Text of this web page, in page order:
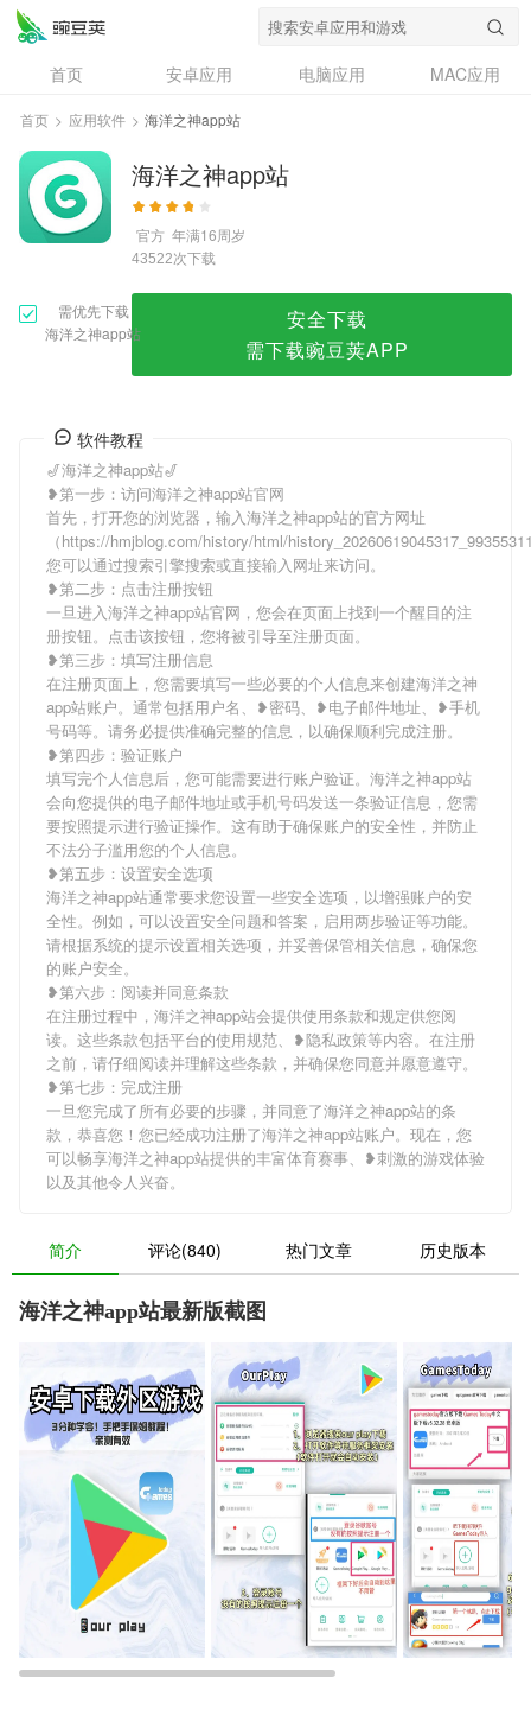
首页 安卓应用 电脑应用
MAC应用
资讯
专题
问答
首页 > 应用软件 > 海洋之神app站
海洋之神app站
官方 年满16周岁
43522次下载
需优先下载
海洋之神app站
安全下载
需下载豌豆荚APP
软件教程
🎷海洋之神app站🎷
❥第一步：访问海洋之神app站官网
首先，打开您的浏览器，输入海洋之神app站的官方网址
（https://hmjblog.com/history/html/
您可以通过搜索引擎搜索或直接输入网址来访问。
❥第二步：点击注册按钮
一旦进入海洋之神app站官网，您会在页面上找到一个醒目的注
册按钮。点击该按钮，您将被引导至注册页面。
❥第三步：填写注册信息
在注册页面上，您需要填写一些必要的个人信息来创建海洋之神
app站账户。通常包括用户名、❥密码、❥电子邮件地址、❥手机
号码等。请务必提供准确完整的信息，以确保顺利完成注册。
❥第四步：验证账户
填写完个人信息后，您可能需要进行账户验证。海洋之神app站
会向您提供的电子邮件地址或手机号码发送一条验证信息，您需
要按照提示进行验证操作。这有助于确保账户的安全性，并防止
不法分子滥用您的个人信息。
❥第五步：设置安全选项
海洋之神app站通常要求您设置一些安全选项，以增强账户的安
全性。例如，可以设置安全问题和答案，启用两步验证等功能。
请根据系统的提示设置相关选项，并妥善保管相关信息，确保您
的账户安全。
❥第六步：阅读并同意条款
在注册过程中，海洋之神app站会提供使用条款和规定供您阅
读。这些条款包括平台的使用规范、❥隐私政策等内容。在注册
之前，请仔细阅读并理解这些条款，并确保您同意并愿意遵守。
❥第七步：完成注册
一旦您完成了所有必要的步骤，并同意了海洋之神app站的条
款，恭喜您！您已经成功注册了海洋之神app站账户。现在，您
可以畅享海洋之神app站提供的丰富体育赛事、❥刺激的游戏体验
以及其他令人兴奋。
简介 评论(840) 热门文章 历史版本
海洋之神app站最新版截图